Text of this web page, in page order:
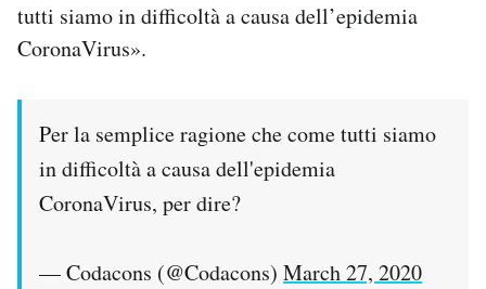
tutti siamo in difficoltà a causa dell’epidemia
CoronaVirus».
Per la semplice ragione che come tutti siamo
in difficoltà a causa dell'epidemia
CoronaVirus, per dire?
— Codacons (@Codacons) March 27, 2020